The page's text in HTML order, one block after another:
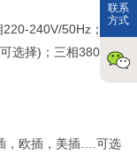
240V/50Hz；
选择)；三相380-
欧插，美插….可选
联系
方式